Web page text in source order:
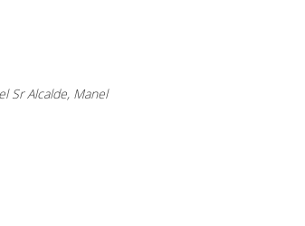
Sr Alcalde, Manel